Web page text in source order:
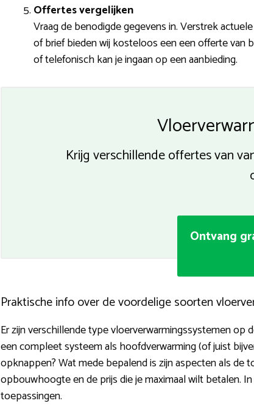
Offertes vergelijken
Vraag de benodigde gegevens in. Verstrek
of brief bieden wij kosteloos een een offerte van
of telefonisch kan je ingaan op een aanbieding.
Krijg verschillende offertes van
Ontvang
Praktische info over de voordelige soorten
Er zijn verschillende type vloerverwarmingssystemen op
een compleet systeem als hoofdverwarming (of juist
opknappen? Wat mede bepalend is zijn aspecten als de
opbouwhoogte en de prijs die je maximaal wilt betalen.
toepassingen.